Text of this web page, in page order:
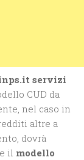
servizi
CUD da
nel caso in
altre a
dovrà
il modello